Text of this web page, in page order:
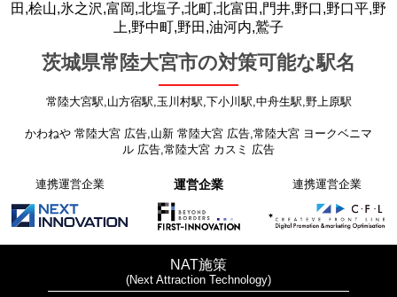
田,桧山,氷之沢,富岡,北塩子,北町,北富田,門井,野口,野口平,野
上,野中町,野田,油河内,鷲子
茨城県常陸大宮市の対策可能な駅名
常陸大宮駅,山方宿駅,玉川村駅,下小川駅,中舟生駅,野上原駅
かわねや 常陸大宮 広告,山新 常陸大宮 広告,常陸大宮 ヨークベニマ
ル 広告,常陸大宮 カスミ 広告
連携運営企業 運営企業 連携運営企業
NAT施策
(Next Attraction Technology)